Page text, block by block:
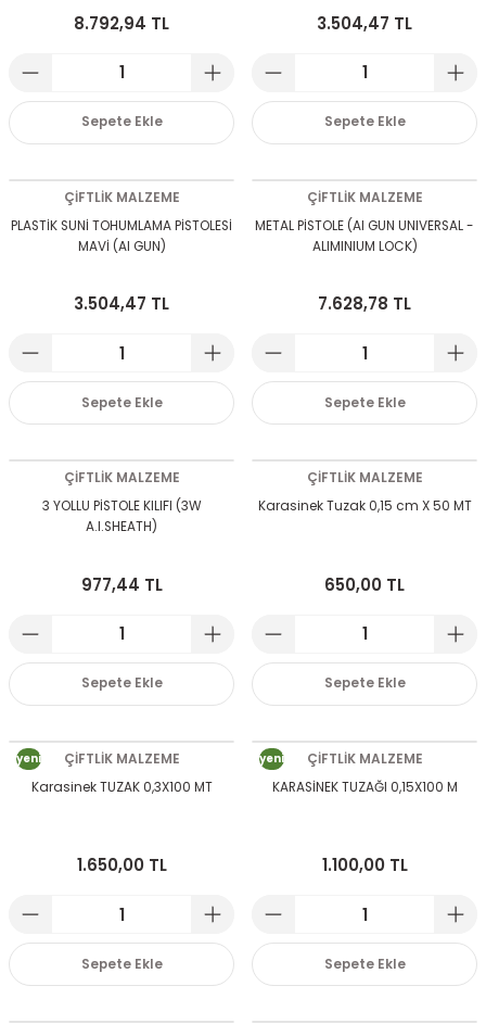
8.792,94 TL
Sepete Ekle
3.504,47 TL
Sepete Ekle
ÇİFTLİK MALZEME
PLASTİK SUNİ TOHUMLAMA PİSTOLESİ
MAVİ (AI GUN)
3.504,47 TL
Sepete Ekle
ÇİFTLİK MALZEME
METAL PİSTOLE (AI GUN UNIVERSAL -
ALIMINIUM LOCK)
7.628,78 TL
Sepete Ekle
ÇİFTLİK MALZEME
3 YOLLU PİSTOLE KILIFI (3W
A.I.SHEATH)
977,44 TL
Sepete Ekle
ÇİFTLİK MALZEME
Karasinek Tuzak 0,15 cm X 50 MT
650,00 TL
Sepete Ekle
yeni
ÇİFTLİK MALZEME
Karasinek TUZAK 0,3X100 MT
1.650,00 TL
Sepete Ekle
yeni
ÇİFTLİK MALZEME
KARASİNEK TUZAĞI 0,15X100 M
1.100,00 TL
Sepete Ekle